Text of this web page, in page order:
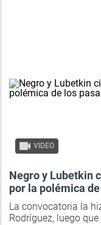
VIDEO
Negro y Lubetkin
por la polémica
La convocatoria la
Rodríguez, luego